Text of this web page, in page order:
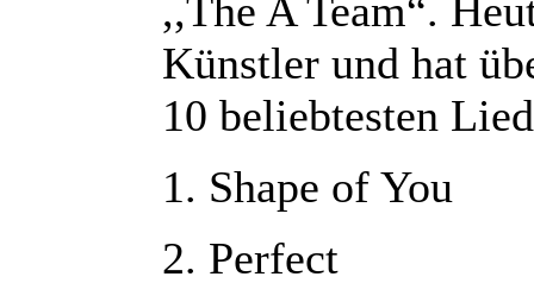
,,The A Team“.
Künstler und hat
10 beliebtesten
1. Shape of You
2. Perfect